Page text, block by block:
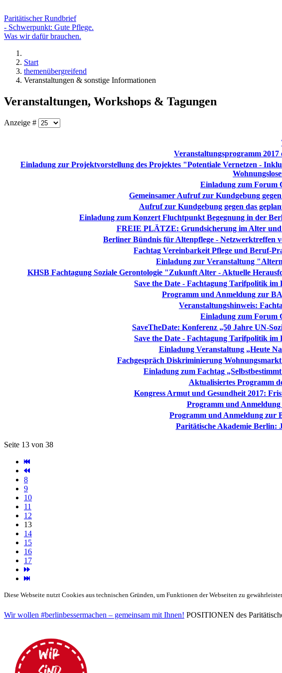
Paritätischer Rundbrief
- Schwerpunkt: Gute Pflege.
Was wir dafür brauchen.
Start
themenübergreifend
Veranstaltungen & sonstige Informationen
Veranstaltungen, Workshops & Tagungen
Anzeige #
Veranstaltungsprogramm 2017
Einladung zur Projektvorstellung des Projektes "Potentiale Vernetzen -
Einladung zum Forum
Gemeinsamer Aufruf zur Kundgebung
Aufruf zur Kundgebung gegen das
Einladung zum Konzert Fluchtpunkt Begegnung in der
FREIE PLÄTZE: Grundsicherung im Alter und
Berliner Bündnis für Altenpflege - Netzwerktreffen
Fachtag Vereinbarkeit Pflege und Beruf-
Einladung zur Veranstaltung
KHSB Fachtagung Soziale Gerontologie "Zukunft Alter - Aktuelle
Save the Date - Fachtagung Tarifpolitik im
Programm und Anmeldung zur
Veranstaltungshinweis:
Einladung zum Forum
SaveTheDate: Konferenz „50 Jahre UN-
Save the Date - Fachtagung Tarifpolitik im
Einladung Veranstaltung „Heute
Fachgespräch Diskriminierung
Einladung zum Fachtag
Aktualisiertes Programm
Kongress Armut und Gesundheit 2017:
Programm und
Programm und Anmeldung zur
Paritätische Akademie Berlin:
Seite 13 von 38
8
9
10
11
12
13
14
15
16
17
Diese Webseite nutzt Cookies aus technischen Gründen, um Funktionen der Webseiten zu
Wir wollen #berlinbessermachen – gemeinsam mit Ihnen! POSITIONEN des